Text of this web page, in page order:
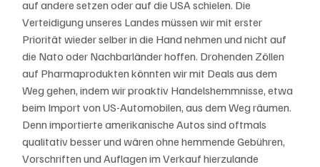
auf andere setzen oder auf die USA schielen. Die
Verteidigung unseres Landes müssen wir mit erster
Priorität wieder selber in die Hand nehmen und nicht auf
die Nato oder Nachbarländer hoffen. Drohenden Zöllen
auf Pharmaprodukten könnten wir mit Deals aus dem
Weg gehen, indem wir proaktiv Handelshemmnisse, etwa
beim Import von US-Automobilen, aus dem Weg räumen.
Denn importierte amerikanische Autos sind oftmals
qualitativ besser und wären ohne hemmende Gebühren,
Vorschriften und Auflagen im Verkauf hierzulande